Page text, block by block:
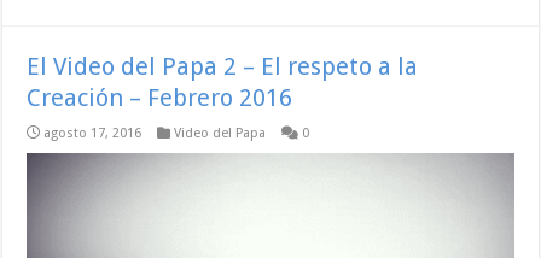
El Video del Papa 2 – El respeto a la
Creación – Febrero 2016
agosto 17, 2016 Video del Papa 0